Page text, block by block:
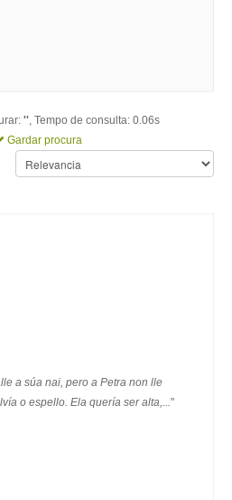
'', Tempo de consulta: 0.06s
Gardar procura
a súa nai, pero a Petra non lle
o espello. Ela quería ser alta,..."